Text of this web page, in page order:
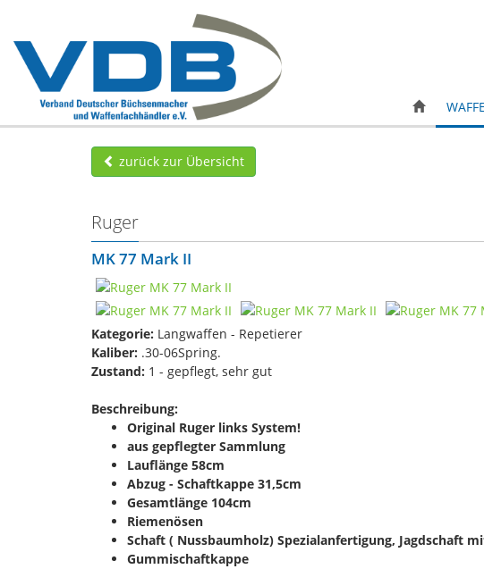
zurück zur Übersicht
Ruger
MK 77 Mark II
Kategorie: Langwaffen - Repetierer
Kaliber: .30-06Spring.
Zustand: 1 - gepflegt, sehr gut
Beschreibung:
Original Ruger links System!
aus gepflegter Sammlung
Lauflänge 58cm
Abzug - Schaftkappe 31,5cm
Gesamtlänge 104cm
Riemenösen
Schaft ( Nussbaumholz) Spezialanfertigung, Jagdschaft
Gummischaftkappe